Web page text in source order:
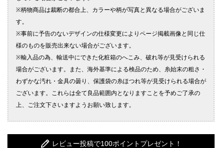
レビュー投稿で100ポイントプレゼント！